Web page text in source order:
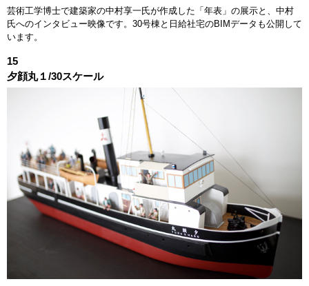
芸術工学博士で建築家の中村享一氏が作成した「年表」の展示と、中村
氏へのインタビュー映像です。30号棟と日給社宅のBIMデータも公開して
います。
15
夕顔丸１/30スケール